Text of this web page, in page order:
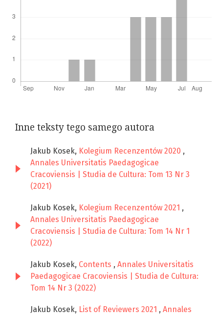
Inne teksty tego samego autora
Jakub Kosek, Kolegium Recenzentów 2020 ,
Annales Universitatis Paedagogicae
Cracoviensis | Studia de Cultura: Tom 13 Nr 3
(2021)
Jakub Kosek, Kolegium Recenzentów 2021 ,
Annales Universitatis Paedagogicae
Cracoviensis | Studia de Cultura: Tom 14 Nr 1
(2022)
Jakub Kosek, Contents , Annales Universitatis
Paedagogicae Cracoviensis | Studia de Cultura:
Tom 14 Nr 3 (2022)
Jakub Kosek, List of Reviewers 2021 , Annales